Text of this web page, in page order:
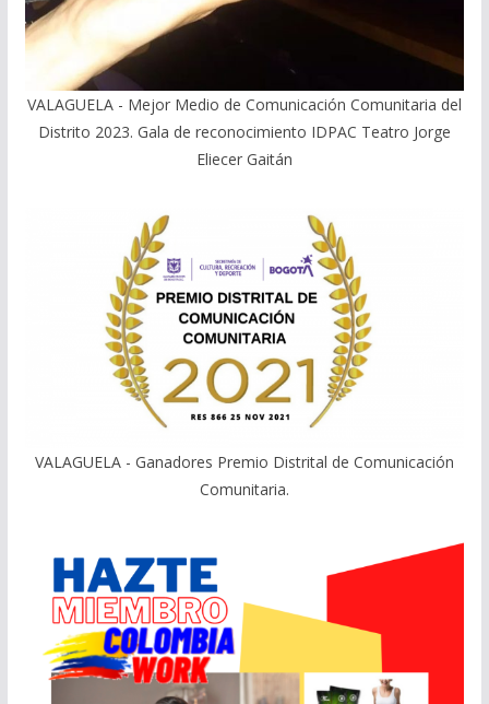
VALAGUELA - Mejor Medio de Comunicación Comunitaria del
Distrito 2023. Gala de reconocimiento IDPAC Teatro Jorge
Eliecer Gaitán
VALAGUELA - Ganadores Premio Distrital de Comunicación
Comunitaria.